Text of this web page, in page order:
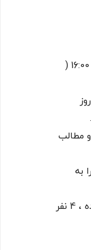
زمان برگزاری از ساعت 9:00 تا 16:00 (
مطالب
به
حداقل تعداد افراد شرکت کننده ، 4 نفر